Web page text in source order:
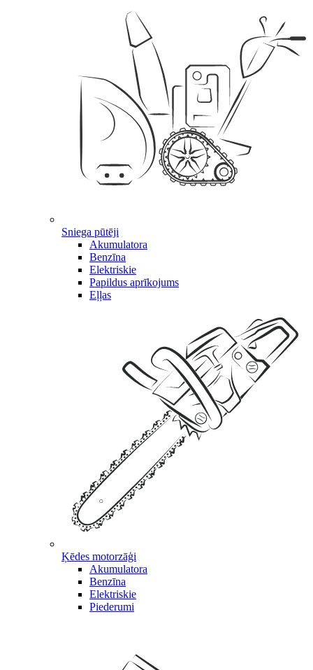
Sniega pūtēji
Akumulatora
Benzīna
Elektriskie
Papildus aprīkojums
Eļļas
Ķēdes motorzāģi
Akumulatora
Benzīna
Elektriskie
Piederumi